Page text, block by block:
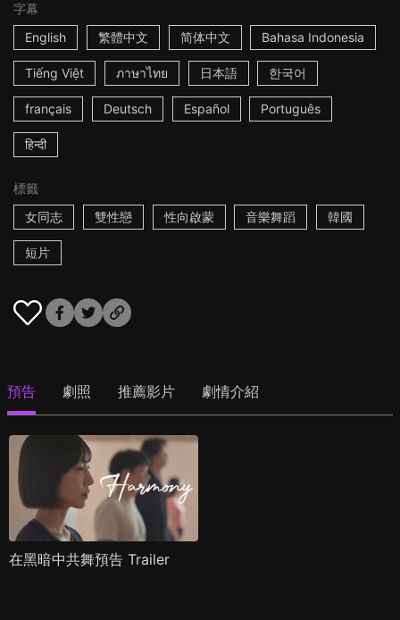
字幕
English
繁體中文 简体中文 Bahasa Indonesia
Tiếng Việt ภาษาไทย 日本語 한국어
français Deutsch Español Português
हिन्दी
標籤
女同志
雙性戀 性向啟蒙 音樂舞蹈 韓國
短片
預告 劇照 推薦影片 劇情介紹
在黑暗中共舞預告 Trailer